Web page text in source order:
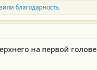
благодарность
на первой голове